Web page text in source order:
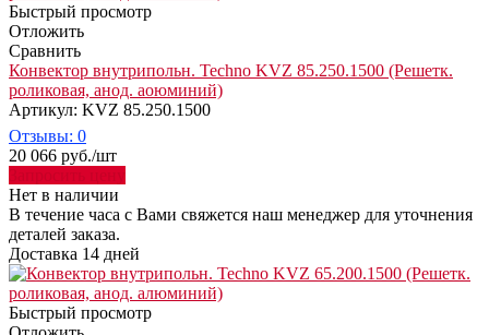
Быстрый просмотр
Отложить
Сравнить
Конвектор внутрипольн. Techno KVZ 85.250.1500 (Решетк.
роликовая, анод. аоюминий)
Артикул: KVZ 85.250.1500
Отзывы: 0
20 066 руб./шт
Нет в наличии
В течение часа с Вами свяжется наш менеджер для уточнения
деталей заказа.
Доставка 14 дней
Быстрый просмотр